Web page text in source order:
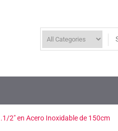
2″ en Acero Inoxidable de 150cm